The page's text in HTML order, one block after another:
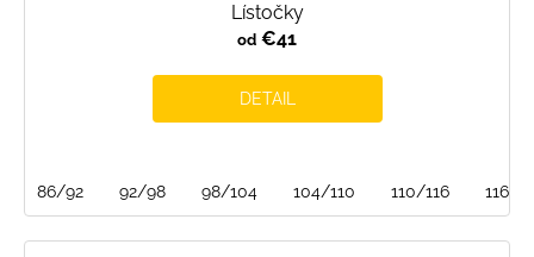
Lístočky
od €41
DETAIL
86/92 92/98 98/104 104/110 110/116 116/